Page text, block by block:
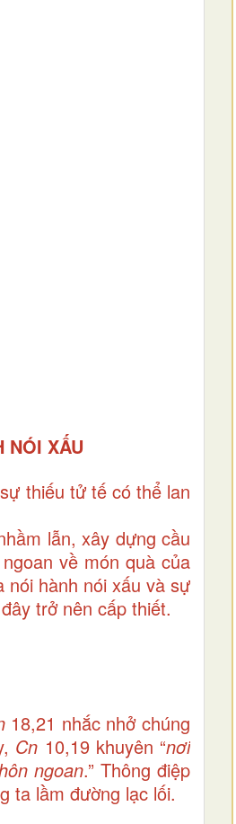
NÓI XẤU
thiếu tử tế có thể lan
lẫn, xây dựng cầu
về món quà của
nói hành nói xấu và sự
trở nên cấp thiết.
18,21 nhắc nhở chúng
Cn 10,19 khuyên “nơi
ngoan.” Thông điệp
ta lầm đường lạc lối.